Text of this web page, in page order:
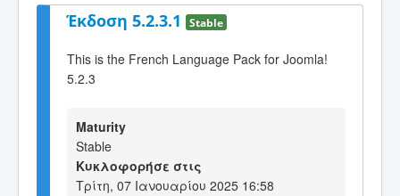
Έκδοση 5.2.3.1 Stable
This is the French Language Pack for Joomla!
5.2.3
Maturity
Stable
Κυκλοφορήσε στις
Τρίτη, 07 Ιανουαρίου 2025 16:58